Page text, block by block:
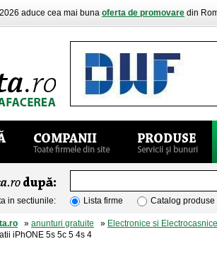
aduce cea mai buna oferta de promovare din
in sectiunile: Lista firme Catalog produse
» anunturi gratuite » Electronice si Electrocasnice
iPhONE 5s 5c 5 4s 4